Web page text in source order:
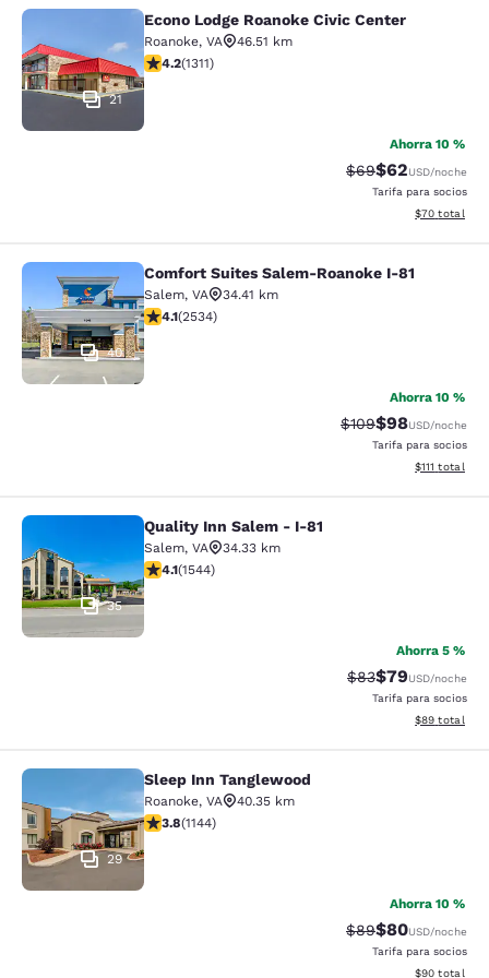
Econo Lodge Roanoke Civic Center
21
Econo Lodge Roanoke Civic Center
Roanoke, VA
46.51 km
Calificación de 4.21 estrellas. Excelente. 1311 reseñas
4.2(1311)
Ahorra 10 %
Tarifa tachada:
$69Tarifa
$62USD/noche
Tarifa para socios
Ver detalles
$70 total
Comfort Suites Salem-Roanoke I-81
40
Comfort Suites Salem-Roanoke I-81
Salem, VA
34.41 km
Calificación de 4.13 estrellas. Muy bueno. 2534
4.1(2534)
Ahorra 10 %
Tarifa tachada:
$109Tarifa
$98USD/noche
Tarifa para socios
Ver detalles
$111 total
Quality Inn Salem - I-81
35
Quality Inn Salem - I-81
Salem, VA
34.33 km
Calificación de 4.07 estrellas. Muy bueno. 1544
4.1(1544)
Ahorra 5 %
Tarifa tachada:
$83Tarifa
$79USD/noche
Tarifa para socios
Ver detalles
$89 total
Sleep Inn Tanglewood
29
Sleep Inn Tanglewood
Roanoke, VA
40.35 km
Calificación de 3.79 estrellas. Bueno. 1144 reseñas
3.8(1144)
Ahorra 10 %
Tarifa tachada:
$89Tarifa
$80USD/noche
Tarifa para socios
Ver detalles
$90 total